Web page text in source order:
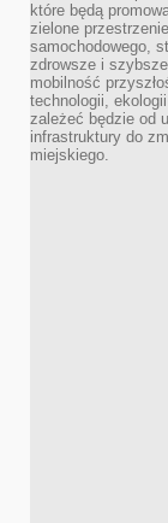
które będą
zielone
samochodowego,
zdrowsze i
mobilność
technologii,
zależeć będzie od
infrastruktury do
miejskiego.